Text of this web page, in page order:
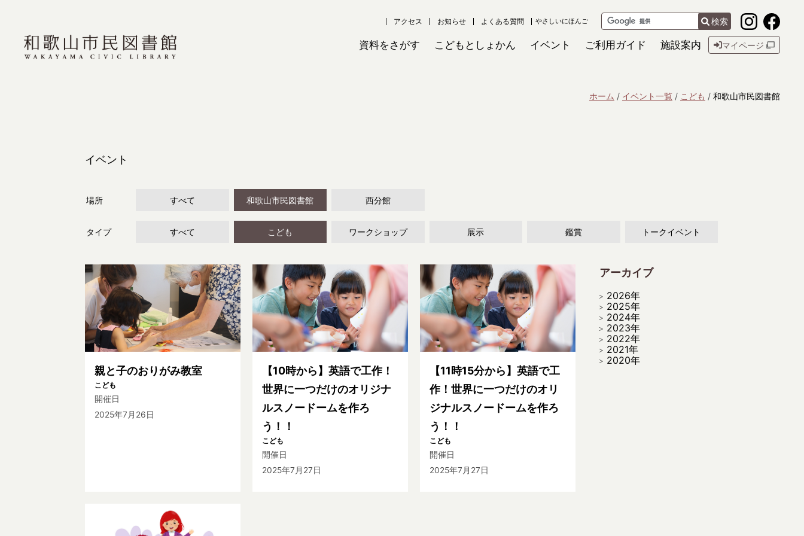
アクセス お知らせ よくある質問 やさしいにほんご 検索
資料をさがす こどもとしょかん イベント ご利用ガイド 施設案内 マイページ
ホーム イベント一覧 こども 和歌山市民図書館
イベント
場所 すべて 和歌山市民図書館 西分館
タイプ すべて こども ワークショップ 展示 鑑賞 トークイベント
親と子のおりがみ教室
こども
開催日
2025年7月26日
【10時から】英語で工作！
世界に一つだけのオリジナ
ルスノードームを作ろ
う！！
こども
開催日
2025年7月27日
【11時15分から】英語で工
作！世界に一つだけのオリ
ジナルスノードームを作ろ
う！！
こども
開催日
2025年7月27日
アーカイブ
2026年
2025年
2024年
2023年
2022年
2021年
2020年